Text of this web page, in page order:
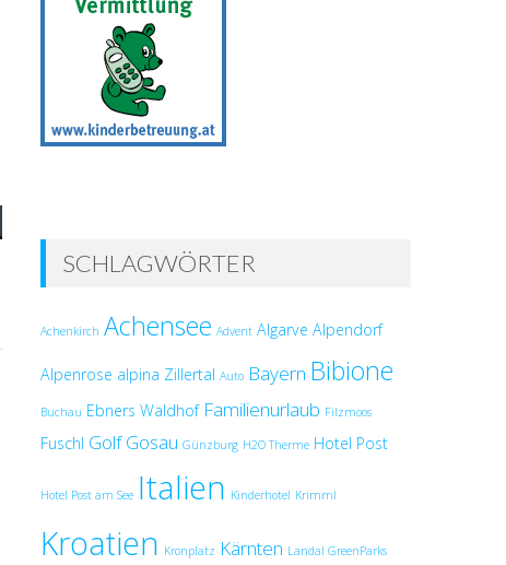
SCHLAGWÖRTER
Achenkirch Achensee Advent Algarve Alpendorf
Alpenrose alpina Zillertal Auto Bayern Bibione
Buchau Ebners Waldhof Familienurlaub Filzmoos
Fuschl Golf Gosau Günzburg H2O Therme Hotel Post
Hotel Post am See Italien Kinderhotel Krimml
Kroatien Kronplatz Kärnten Landal GreenParks